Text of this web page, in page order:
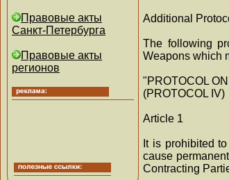
Правовые акты
Санкт-Петербурга
Правовые акты
регионов
Additional
The following
Weapons which
"PROTOCOL
(PROTOCOL IV)
Article 1
It is prohibited
cause
Contracting